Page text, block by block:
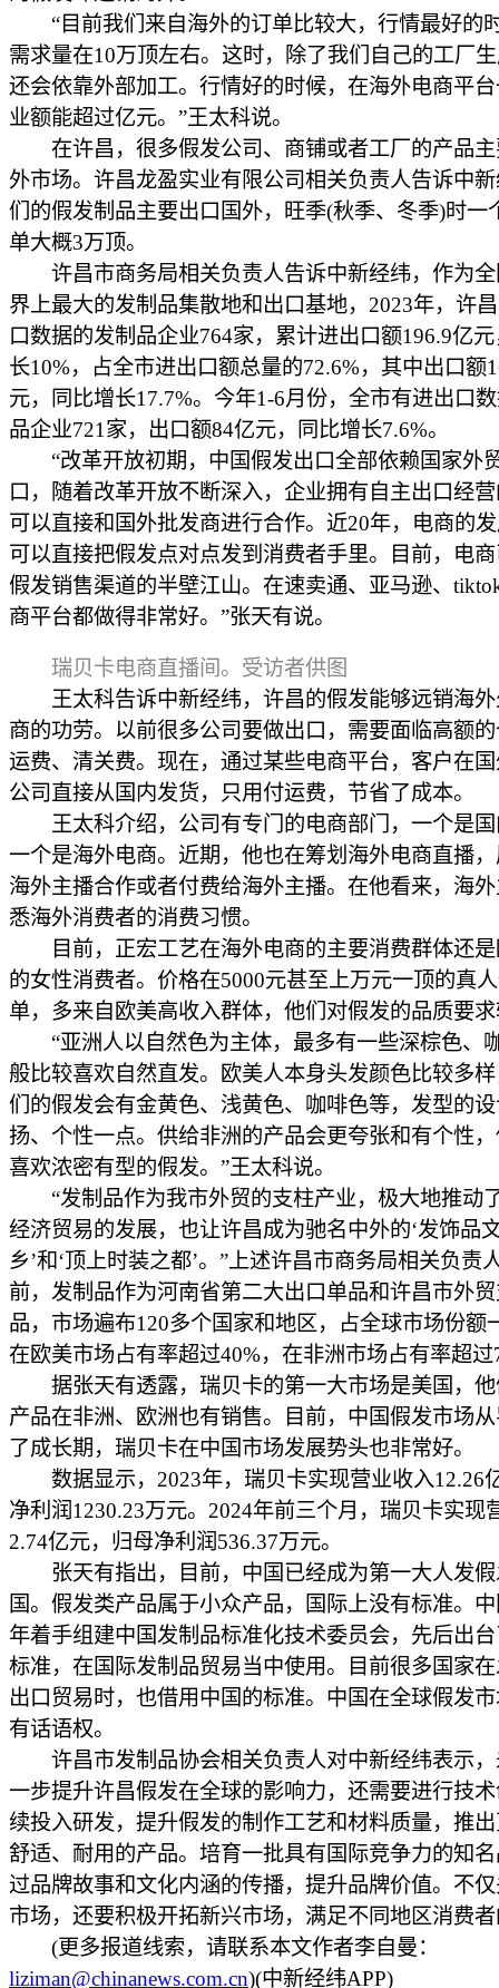
“目前我们来自海外的订单比较大，行情最好的
需求量在10万顶左右。这时，除了我们自己的工厂
还会依靠外部加工。行情好的时候，在海外电商平
业额能超过亿元。”王太科说。
在许昌，很多假发公司、商铺或者工厂的产品主
外市场。许昌龙盈实业有限公司相关负责人告诉中
们的假发制品主要出口国外，旺季(秋季、冬季)时一
单大概3万顶。
许昌市商务局相关负责人告诉中新经纬，作为全
界上最大的发制品集散地和出口基地，2023年，许
口数据的发制品企业764家，累计进出口额196.9亿
长10%，占全市进出口额总量的72.6%，其中出口额
元，同比增长17.7%。今年1-6月份，全市有进出口
品企业721家，出口额84亿元，同比增长7.6%。
“改革开放初期，中国假发出口全部依赖国家外
口，随着改革开放不断深入，企业拥有自主出口经
可以直接和国外批发商进行合作。近20年，电商的
可以直接把假发点对点发到消费者手里。目前，电
假发销售渠道的半壁江山。在速卖通、亚马逊、
商平台都做得非常好。”张天有说。
瑞贝卡电商直播间。受访者供图
王太科告诉中新经纬，许昌的假发能够远销海外
商的功劳。以前很多公司要做出口，需要面临高额
运费、清关费。现在，通过某些电商平台，客户在
公司直接从国内发货，只用付运费，节省了成本。
王太科介绍，公司有专门的电商部门，一个是国
一个是海外电商。近期，他也在筹划海外电商直播
海外主播合作或者付费给海外主播。在他看来，海
悉海外消费者的消费习惯。
目前，正宏工艺在海外电商的主要消费群体还是
的女性消费者。价格在5000元甚至上万元一顶的真
单，多来自欧美高收入群体，他们对假发的品质要
“亚洲人以自然色为主体，最多有一些深棕色、
般比较喜欢自然直发。欧美人本身头发颜色比较多
们的假发会有金黄色、浅黄色、咖啡色等，发型的
扬、个性一点。供给非洲的产品会更夸张和有个性
喜欢浓密有型的假发。”王太科说。
“发制品作为我市外贸的支柱产业，极大地推动
经济贸易的发展，也让许昌成为驰名中外的‘发饰品
乡’和‘顶上时装之都’。”上述许昌市商务局相关负责
前，发制品作为河南省第二大出口单品和许昌市外
品，市场遍布120多个国家和地区，占全球市场份额
在欧美市场占有率超过40%，在非洲市场占有率超过
据张天有透露，瑞贝卡的第一大市场是美国，他
产品在非洲、欧洲也有销售。目前，中国假发市场
了成长期，瑞贝卡在中国市场发展势头也非常好。
数据显示，2023年，瑞贝卡实现营业收入12.26
净利润1230.23万元。2024年前三个月，瑞贝卡实现
2.74亿元，归母净利润536.37万元。
张天有指出，目前，中国已经成为第一大人发假
国。假发类产品属于小众产品，国际上没有标准。
年着手组建中国发制品标准化技术委员会，先后出
标准，在国际发制品贸易当中使用。目前很多国家
出口贸易时，也借用中国的标准。中国在全球假发
有话语权。
许昌市发制品协会相关负责人对中新经纬表示，
一步提升许昌假发在全球的影响力，还需要进行技
续投入研发，提升假发的制作工艺和材料质量，推
舒适、耐用的产品。培育一批具有国际竞争力的知
过品牌故事和文化内涵的传播，提升品牌价值。不
市场，还要积极开拓新兴市场，满足不同地区消费
(更多报道线索，请联系本文作者李自曼：
liziman@chinanews.com.cn)(中新经纬APP)